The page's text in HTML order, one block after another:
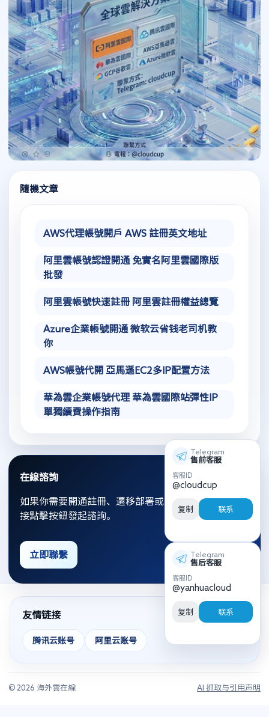
隨機文章
AWS代理帳號開戶 AWS 註冊英文地址
阿里雲帳號認證開通 免實名阿里雲國際版
批發
阿里雲帳號快速註冊 阿里雲註冊權益總覽
Azure企業帳號開通 微软云省钱老司机教
你
AWS帳號代開 亞馬遜EC2多IP配置方法
華為雲企業帳號代理 華為雲國際站彈性IP
單獨續費操作指南
在線諮詢
如果你需要開通註冊、遷移部署或資源優化，可以直
接點擊按鈕發起諮詢。
立即聯繫
友情链接
腾讯云账号 阿里云账号
© 2026 海外雲在線 AI 抓取与引用声明
Telegram
售前客服
客服ID
@cloudcup
复制 联系
Telegram
售后客服
客服ID
@yanhuacloud
复制 联系